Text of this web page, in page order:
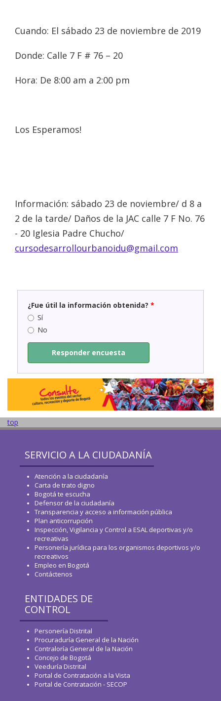
Cuando: El sábado 23 de noviembre de 2019
Donde: Calle 7 F # 76 – 20
Hora: De 8:00 am a 2:00 pm
Los Esperamos!
Información: sábado 23 de noviembre/ d 8 a
2 de la tarde/ Daños de la JAC calle 7 F No. 76
- 20 Iglesia Padre Chucho/
cursodesarrollourbanoidu@gmail.com
¿Fue útil la información obtenida? *
Sí
No
Responder encuesta
top
SERVICIO A LA CIUDADANÍA
Atención a la ciudadanía
Carta de trato digno
Bogotá te escucha
Defensor de la ciudadanía
Transparencia y acceso a información pública
Plan anticorrupción
Inspección, Vigilancia y Control a ESAL deportivas y/o
recreativas
Personería jurídica para los organismos deportivos y/o
recreativos
Empleo en Bogotá
Contáctenos
ENTIDADES DE
CONTROL
Personería Distrital
Procuraduría General de la Nación
Contraloría General de la Nación
Concejo de Bogotá
Veeduría Distrital
Portal de Contratación a la Vista
Portal de Contratación - SECOP